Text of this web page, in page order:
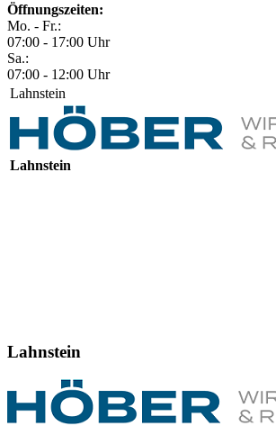
Öffnungszeiten:
Mo. - Fr.:
07:00 - 17:00 Uhr
Sa.:
07:00 - 12:00 Uhr
Lahnstein
Lahnstein
Lahnstein